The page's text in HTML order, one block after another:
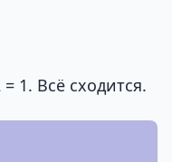
1. Всё сходится.